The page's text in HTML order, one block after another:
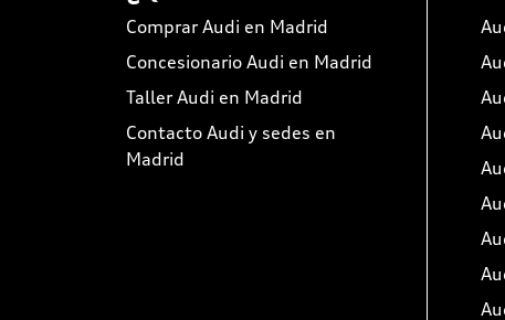
Comprar Audi en Madrid
Concesionario Audi en Madrid
Taller Audi en Madrid
Contacto Audi y sedes en
Madrid